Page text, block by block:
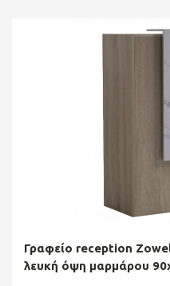
Γραφείο reception
λευκή όψη μαρμάρου